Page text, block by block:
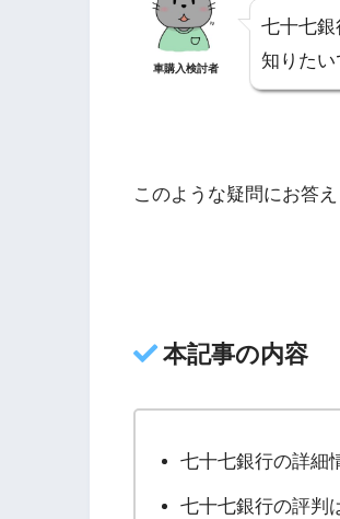
車購入検討者
七十七
知りたい
このような疑問にお答え
本記事の内容
七十七銀行の詳細
七十七銀行の評判